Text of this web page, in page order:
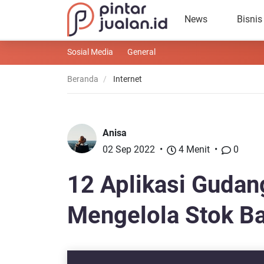
News Bisnis
Sosial Media General
Beranda Internet
12 Aplikasi
Mengelola Stok
Anisa
02 Sep 2022
4 Menit 0